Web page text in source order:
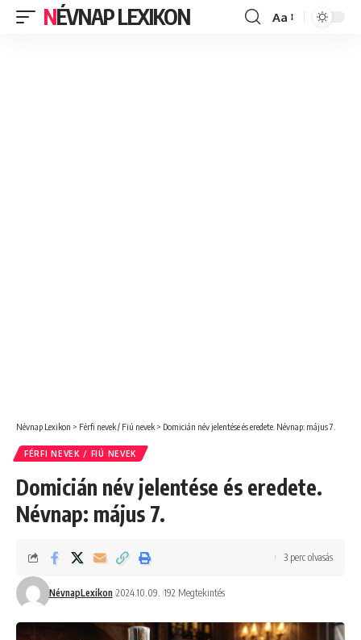
NÉVNAP LEXIKON
Font
Aa
Névnap Lexikon > Férfi nevek / Fiú nevek > Domicián név jelentése és eredete. Névnap: május 7.
FÉRFI NEVEK / FIÚ NEVEK
Domicián név jelentése és eredete.
Névnap: május 7.
NévnapLexikon 2024.10.09. 192 Megtekintés
3 perc olvasás